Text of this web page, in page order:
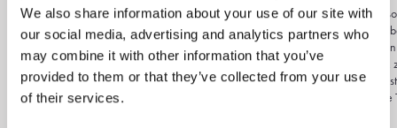
We also share information about your use of our site with
our social media, advertising and analytics partners who
may combine it with other information that you’ve
provided to them or that they’ve collected from your use
of their services.
Bei einer wunderschönen Ledertasche handelt es sich nicht nur um ein
Erweiterung Ihres persönlichen Stils und ein Spiegelbild Ihrer Persönlichkeit.
Tasche auch praktisch sein muss. Unsere Peaky-Blinders-Ledertaschen
und eignen sich somit für jede Situation. Ob Sie übers Wochenende
müssen oder einfach nur eine elegante Aufbewahrungslösung für Ihre
einer unserer Ledertaschen sind Sie immer gut gerüstet. Wofür werden Sie